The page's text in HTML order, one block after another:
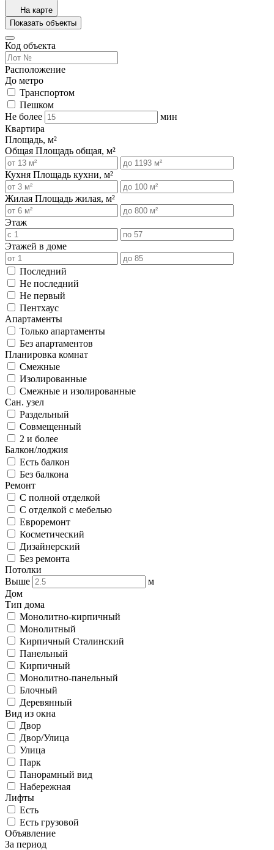
На карте
Показать объекты
Код объекта
Расположение
До метро
Транспортом
Пешком
Не более
мин
Квартира
Площадь, м²
Общая Площадь общая, м²
Кухня Площадь кухни, м²
Жилая Площадь жилая, м²
Этаж
Этажей в доме
Последний
Не последний
Не первый
Пентхаус
Апартаменты
Только апартаменты
Без апартаментов
Планировка комнат
Смежные
Изолированные
Смежные и изолированные
Сан. узел
Раздельный
Совмещенный
2 и более
Балкон/лоджия
Есть балкон
Без балкона
Ремонт
С полной отделкой
С отделкой с мебелью
Евроремонт
Косметический
Дизайнерский
Без ремонта
Потолки
Выше
м
Дом
Тип дома
Монолитно-кирпичный
Монолитный
Кирпичный Сталинский
Панельный
Кирпичный
Монолитно-панельный
Блочный
Деревянный
Вид из окна
Двор
Двор/Улица
Улица
Парк
Панорамный вид
Набережная
Лифты
Есть
Есть грузовой
Объявление
За период